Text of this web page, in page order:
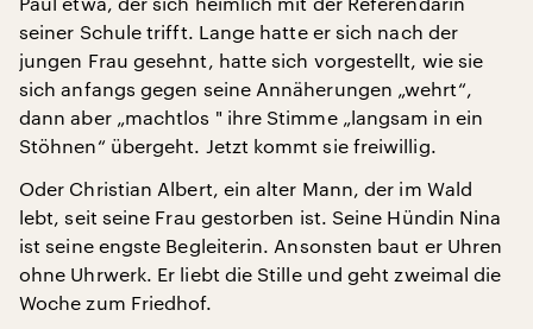
seiner Schule trifft. Lange hatte er sich nach der
jungen Frau gesehnt, hatte sich vorgestellt, wie sie
sich anfangs gegen seine Annäherungen „wehrt“,
dann aber „machtlos " ihre Stimme „langsam in ein
Stöhnen“ übergeht. Jetzt kommt sie freiwillig.
Oder Christian Albert, ein alter Mann, der im Wald
lebt, seit seine Frau gestorben ist. Seine Hündin Nina
ist seine engste Begleiterin. Ansonsten baut er Uhren
ohne Uhrwerk. Er liebt die Stille und geht zweimal die
Woche zum Friedhof.